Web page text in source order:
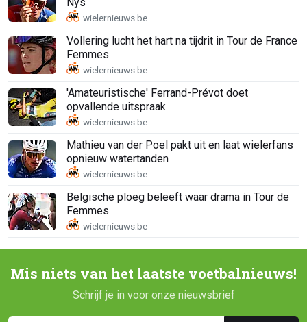
Vollering lucht het hart na tijdrit in Tour de France
Femmes
'Amateuristische' Ferrand-Prévot doet
opvallende uitspraak
Mathieu van der Poel pakt uit en laat wielerfans
opnieuw watertanden
Belgische ploeg beleeft waar drama in Tour de
Femmes
Mis niets van het laatste voetbalnieuws!
Schrijf je in voor onze nieuwsbrief